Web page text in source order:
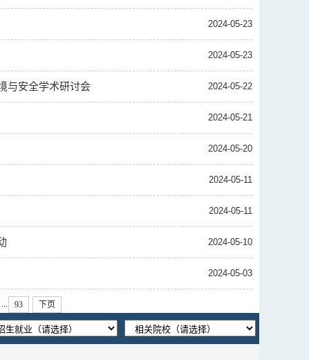
2024-05-23
2024-05-23
与安全学术研讨会 2024-05-22
2024-05-21
2024-05-20
2024-05-11
2024-05-11
2024-05-10
2024-05-03
93 下页